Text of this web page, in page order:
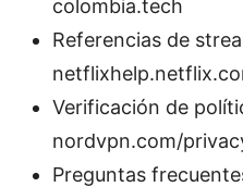
colombia.tech
Referencias de
Verificación de
nordvpn.com/
Preguntas